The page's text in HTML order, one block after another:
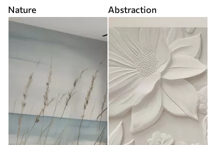
Nature Abstraction